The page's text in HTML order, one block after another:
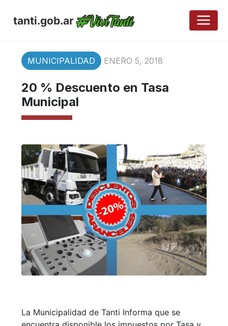
tanti.gob.ar
MUNICIPALIDAD ENERO 5, 2018
20 % Descuento en Tasa
Municipal
La Municipalidad de Tanti Informa que se